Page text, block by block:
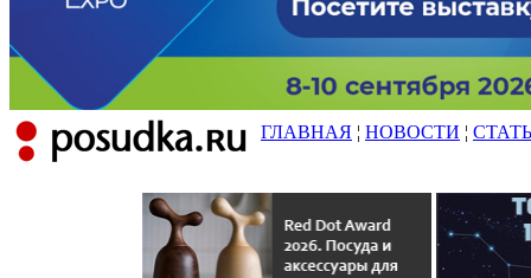
ГЛАВНАЯ ¦ НОВОСТИ ¦